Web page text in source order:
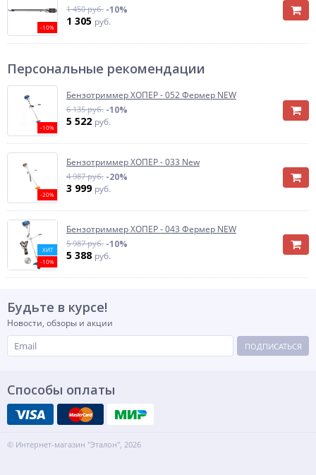
-10%
1 450 руб. -10%
1 305 руб.
Персональные рекомендации
-10%
Бензотриммер ХОПЕР - 052 Фермер NEW
6 135 руб. -10%
5 522 руб.
-20%
Бензотриммер ХОПЕР - 033 New
4 987 руб. -20%
3 999 руб.
ХИТ
-10%
Бензотриммер ХОПЕР - 043 Фермер NEW
5 987 руб. -10%
5 388 руб.
Будьте в курсе!
Новости, обзоры и акции
ПОДПИСАТЬСЯ
Способы оплаты
© Интернет-магазин "Эталон", 2026